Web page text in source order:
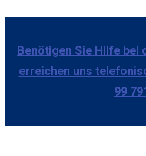
Benötigen Sie Hilfe bei
erreichen uns
99